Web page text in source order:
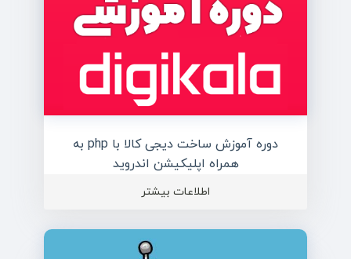
دوره آموزش ساخت دیجی کالا با php به
همراه اپلیکیشن اندروید
اطلاعات بیشتر